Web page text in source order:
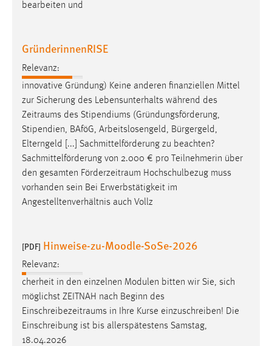
bearbeiten und
GründerinnenRISE
Relevanz:
innovative Gründung) Keine anderen finanziellen Mittel
zur Sicherung des Lebensunterhalts während des
Zeitraums des Stipendiums (Gründungsförderung,
Stipendien, BAföG, Arbeitslosengeld, Bürgergeld,
Elterngeld [...] Sachmittelförderung zu beachten?
Sachmittelförderung von 2.000 € pro Teilnehmerin über
den gesamten Förderzeitraum Hochschulbezug muss
vorhanden sein Bei Erwerbstätigkeit im
Angestelltenverhältnis auch Vollz
[PDF] Hinweise-zu-Moodle-SoSe-2026
Relevanz:
cherheit in den einzelnen Modulen bitten wir Sie, sich
möglichst ZEITNAH nach Beginn des
Einschreibezeitraums in Ihre Kurse einzuschreiben! Die
Einschreibung ist bis allerspätestens Samstag,
18.04.2026